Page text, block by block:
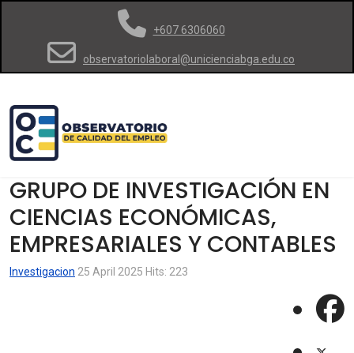
+607 6306060
observatoriolaboral@unicienciabga.edu.co
GRUPO DE INVESTIGACIÓN EN
CIENCIAS ECONÓMICAS,
EMPRESARIALES Y CONTABLES
Investigacion 25 April 2025 Hits: 223